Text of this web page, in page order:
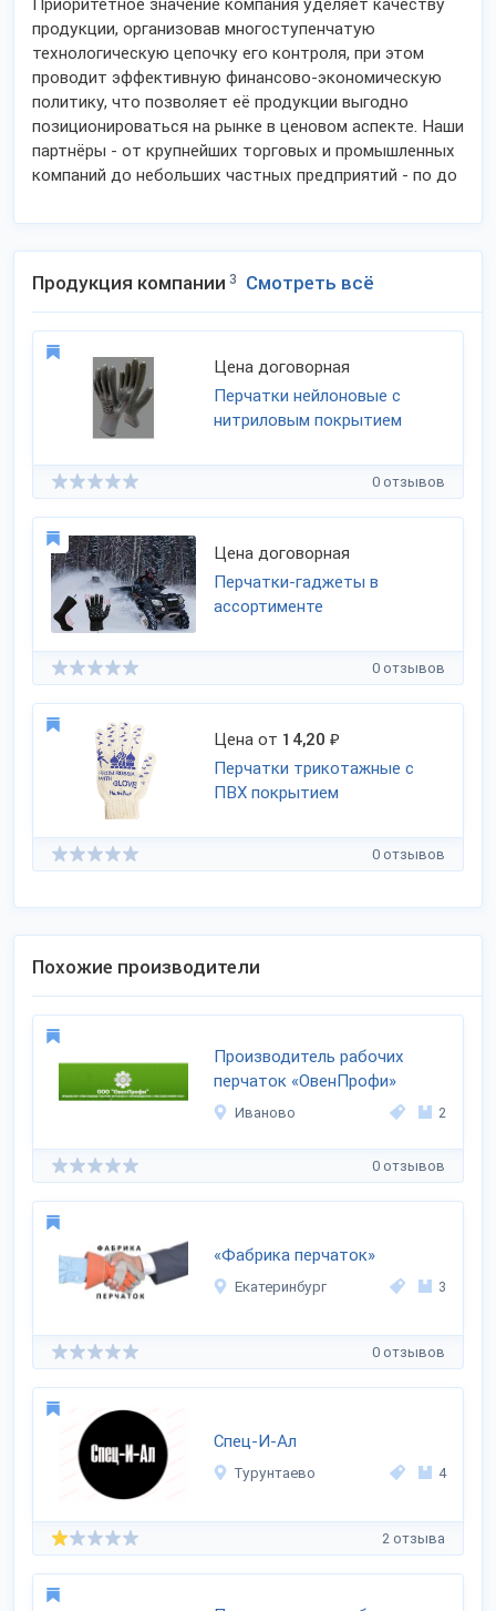
Приоритетное значение компания уделяет качеству
продукции, организовав многоступенчатую
технологическую цепочку его контроля, при этом
проводит эффективную финансово-экономическую
политику, что позволяет её продукции выгодно
позиционироваться на рынке в ценовом аспекте. Наши
партнёры - от крупнейших торговых и промышленных
компаний до небольших частных предприятий - по до
Продукция компании 3 Смотреть всё
Цена договорная
Перчатки нейлоновые с
нитриловым покрытием
0 отзывов
Цена договорная
Перчатки-гаджеты в
ассортименте
0 отзывов
Цена от 14,20 ₽
Перчатки трикотажные с
ПВХ покрытием
0 отзывов
Похожие производители
Производитель рабочих
перчаток «ОвенПрофи»
Иваново 2
0 отзывов
«Фабрика перчаток»
Екатеринбург 3
0 отзывов
Спец-И-Ал
Турунтаево 4
2 отзыва